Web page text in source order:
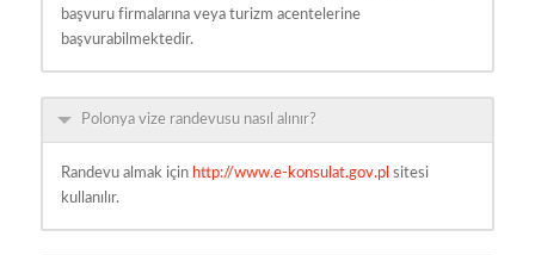
başvuru firmalarına veya turizm acentelerine
başvurabilmektedir.
Polonya vize randevusu nasıl alınır?
Randevu almak için http://www.e-konsulat.gov.pl sitesi
kullanılır.